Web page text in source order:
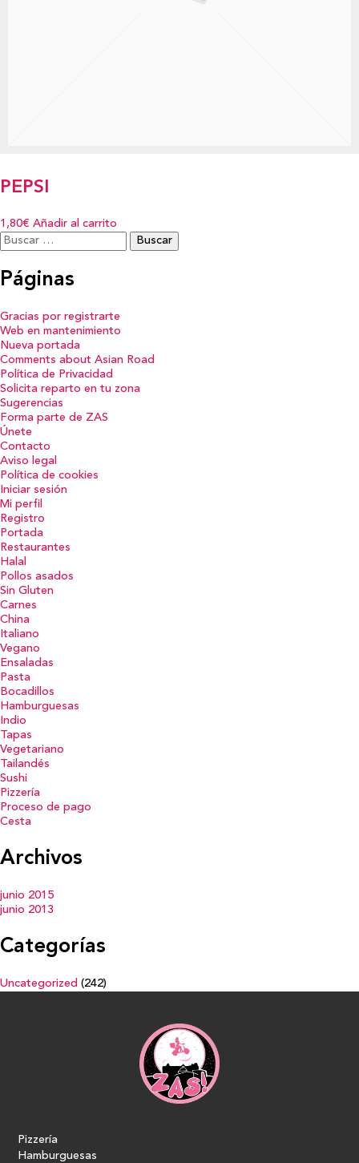
PEPSI
1,80€ Añadir al carrito
Buscar:
Páginas
Gracias por registrarte
Web en mantenimiento
Nueva portada
Comments about Asian Road
Política de Privacidad
Solicita reparto en tu zona
Sugerencias
Forma parte de ZAS
Únete
Contacto
Aviso legal
Política de cookies
Iniciar sesión
Mi perfil
Registro
Portada
Restaurantes
Halal
Pollos asados
Sin Gluten
Carnes
China
Italiano
Vegano
Ensaladas
Pasta
Bocadillos
Hamburguesas
Indio
Tapas
Vegetariano
Tailandés
Sushi
Pizzería
Proceso de pago
Cesta
Archivos
junio 2015
junio 2013
Categorías
Uncategorized (242)
Pizzería
Hamburguesas